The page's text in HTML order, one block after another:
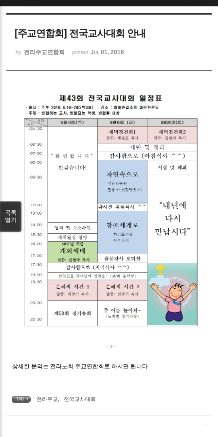
[주교연합회] 전국교사대회 안내
by 전라주교연합회 posted Jul 01, 2016
상세한 문의는 전라노회 주교연합회로 하시면 됩니다.
TAG • 전라주교 전국교사대회
목록
열기
Sketchbook5, 스케치북5
Sketchbook5, 스케치북5